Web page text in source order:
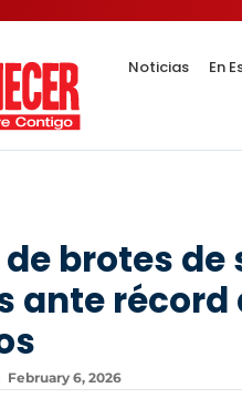
Noticias En
brotes
ante récord
February 6, 2026